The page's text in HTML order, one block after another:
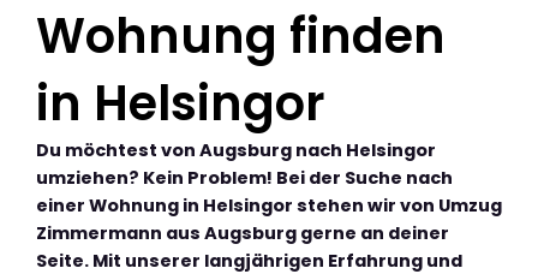
Wohnung finden
in Helsingor
Du möchtest von Augsburg nach Helsingor
umziehen? Kein Problem! Bei der Suche nach
einer Wohnung in Helsingor stehen wir von Umzug
Zimmermann aus Augsburg gerne an deiner
Seite. Mit unserer langjährigen Erfahrung und